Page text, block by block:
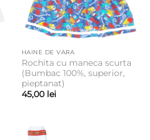
HAINE DE VARA
Rochita cu maneca scurta
(Bumbac 100%, superior,
pieptanat)
45,00 lei